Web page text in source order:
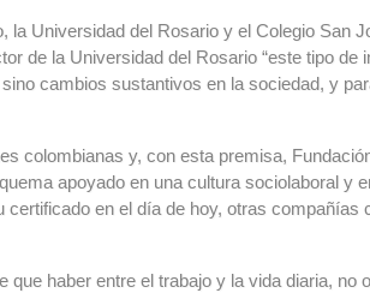
Universidad del Rosario y el Colegio San
de la Universidad del Rosario “este tipo de
cambios sustantivos en la sociedad, y
colombianas y, con esta premisa,
apoyado en una cultura sociolaboral y
en el día de hoy, otras compañías
haber entre el trabajo y la vida diaria, no